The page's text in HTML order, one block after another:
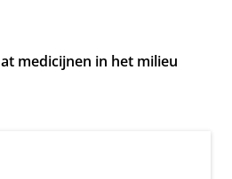
medicijnen in het milieu